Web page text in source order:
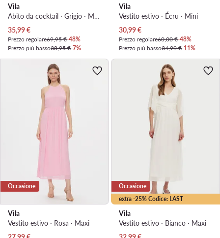
Vila
Abito da cocktail · Grigio · Maxi
Prezzo attuale
35,99€
Prezzo regolare69,95 €-48%
Prezzo più basso38,95 €-7%
Vila
Vestito estivo · Écru · Mini
Prezzo attuale
30,99€
Prezzo regolare60,00 €-48%
Prezzo più basso34,99 €-11%
Occasione
Vila
Vestito estivo · Rosa · Maxi
Prezzo attuale
extra -25% Codice: LAST
Occasione
Vila
Vestito estivo · Bianco · Maxi
Prezzo attuale